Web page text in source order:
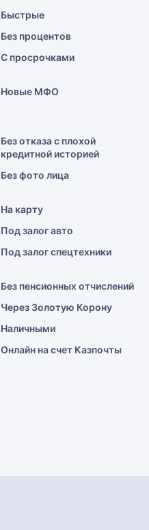
Быстрые
Без процентов
С просрочками
Новые МФО
Без отказа с плохой
кредитной историей
Без фото лица
На карту
Под залог авто
Под залог спецтехники
Без пенсионных отчислений
Через Золотую Корону
Наличными
Онлайн на счет Казпочты